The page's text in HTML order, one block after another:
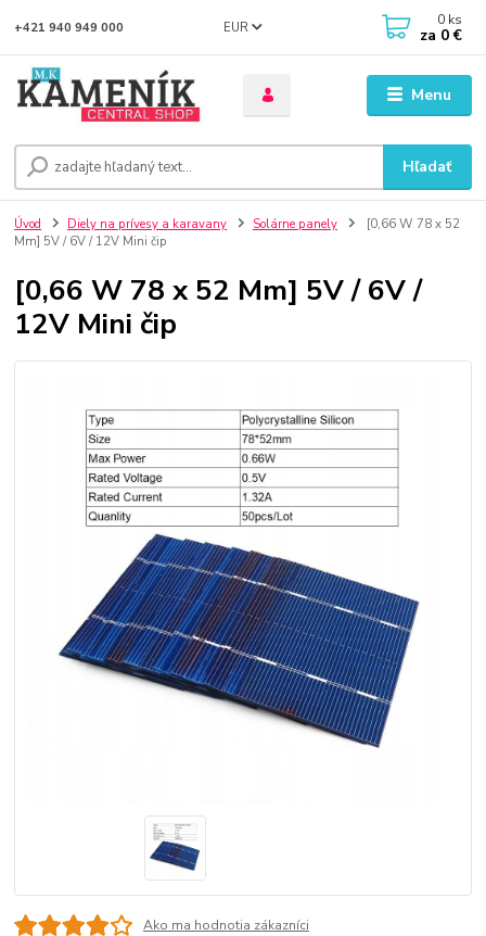
Menu
EUR
Hľadať
+421 940 949 000 0 ks
za 0 €
Úvod Diely na prívesy a karavany Solárne panely
[0,66 W 78 x 52
Mm] 5V / 6V / 12V Mini čip
[0,66 W 78 x 52 Mm] 5V / 6V /
12V Mini čip
Ako ma hodnotia zákazníci